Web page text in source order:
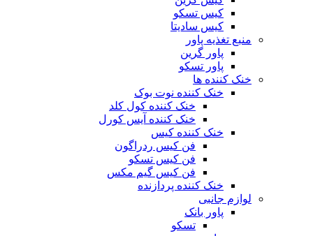
کیس تسکو
کیس سادیتا
منبع تغذیه‌ پاور
پاور گرین
پاور تسکو
خنک کننده ها
خنک کننده نوت بوک
خنک کننده کول کلد
خنک کننده آیس کورل
خنک کننده کیس
فن کیس ردراگون
فن کیس تسکو
فن کیس گیم مکس
خنک کننده پردازنده
لوازم جانبی
پاور بانک
تسکو